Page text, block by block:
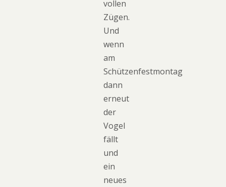
vollen
Zügen.
Und
wenn
am
Schützenfestmontag
dann
erneut
der
Vogel
fällt
und
ein
neues